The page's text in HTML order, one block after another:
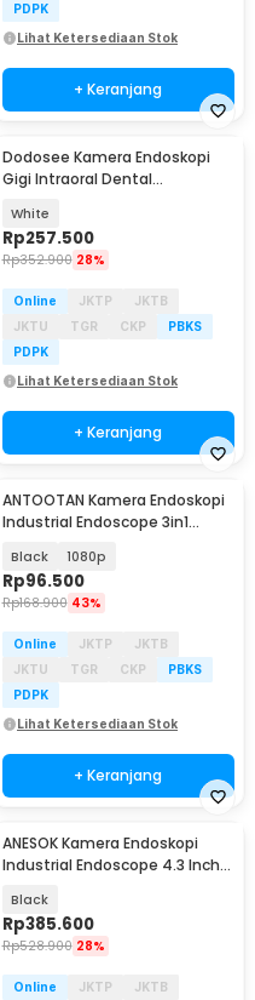
PDPK
Lihat Ketersediaan Stok
+ Keranjang
Dodosee Kamera Endoskopi
Gigi Intraoral Dental
White
Rp257.500
Rp352.900 28%
Online JKTP
JKTB
JKTU
TGR CKP
PBKS
PDPK
Lihat Ketersediaan Stok
+ Keranjang
ANTOOTAN Kamera Endoskopi
Industrial Endoscope 3in1
Black 1080p
Rp96.500
Rp168.900 43%
Online JKTP
JKTB
JKTU
TGR CKP
PBKS
PDPK
Lihat Ketersediaan Stok
+ Keranjang
ANESOK Kamera Endoskopi
Industrial Endoscope 4.3 Inch
Black
Rp385.600
Rp528.900 28%
Online JKTP JKTB